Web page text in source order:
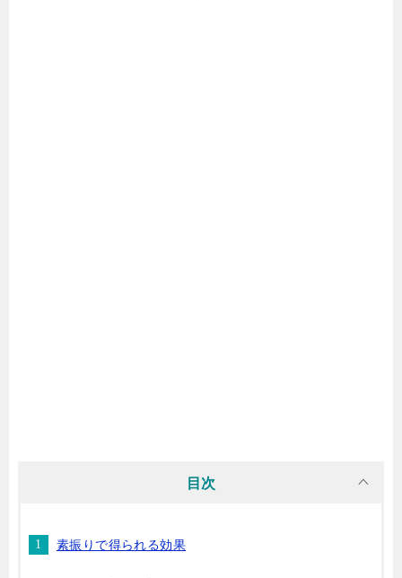
目次
素振りで得られる効果